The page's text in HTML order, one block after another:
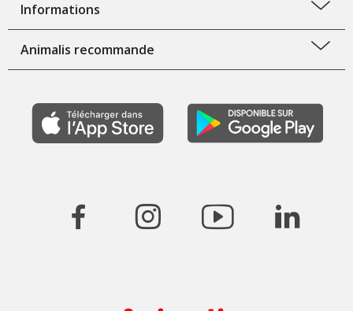
Informations
Animalis recommande